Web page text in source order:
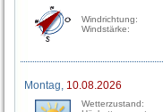
Windrichtung:
Windstärke:
Montag, 10.08.2026
Wetterzustand: